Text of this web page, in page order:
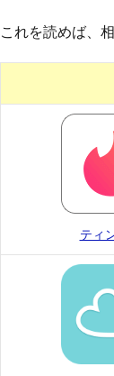
これを読めば、
ティ